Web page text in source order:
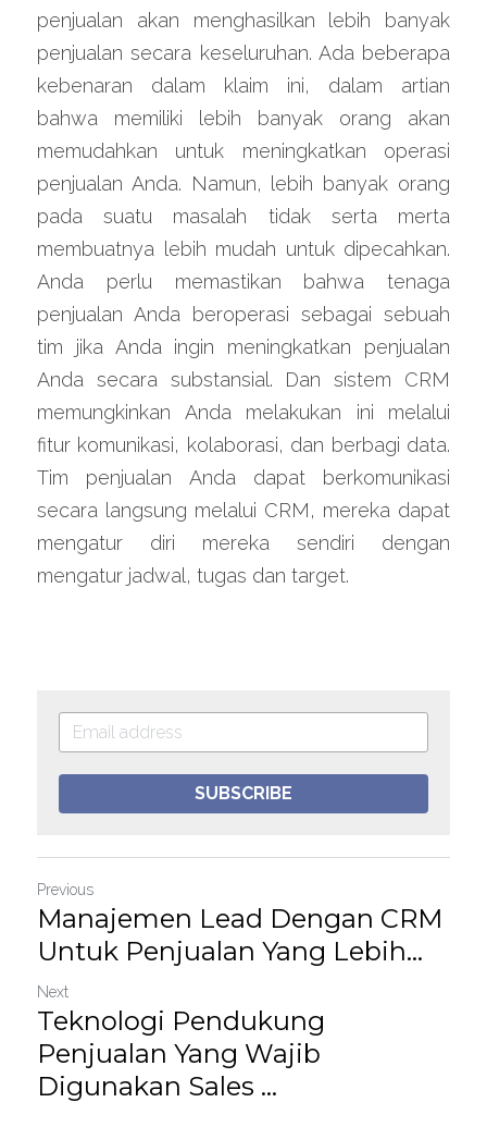
penjualan akan menghasilkan lebih banyak
penjualan secara keseluruhan. Ada beberapa
kebenaran dalam klaim ini, dalam artian
bahwa memiliki lebih banyak orang akan
memudahkan untuk meningkatkan operasi
penjualan Anda. Namun, lebih banyak orang
pada suatu masalah tidak serta merta
membuatnya lebih mudah untuk dipecahkan.
Anda perlu memastikan bahwa tenaga
penjualan Anda beroperasi sebagai sebuah
tim jika Anda ingin meningkatkan penjualan
Anda secara substansial. Dan sistem CRM
memungkinkan Anda melakukan ini melalui
fitur komunikasi, kolaborasi, dan berbagi data.
Tim penjualan Anda dapat berkomunikasi
secara langsung melalui CRM, mereka dapat
mengatur diri mereka sendiri dengan
mengatur jadwal, tugas dan target.
SUBSCRIBE
Previous
Manajemen Lead Dengan CRM
Untuk Penjualan Yang Lebih...
Next
Teknologi Pendukung
Penjualan Yang Wajib
Digunakan Sales ...